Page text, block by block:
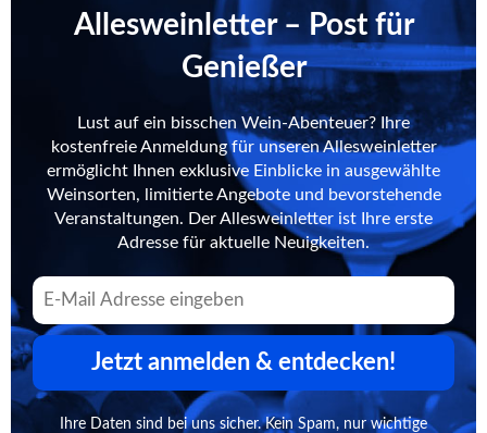
Allesweinletter – Post für
Genießer
Lust auf ein bisschen Wein-Abenteuer? Ihre
kostenfreie Anmeldung für unseren Allesweinletter
ermöglicht Ihnen exklusive Einblicke in ausgewählte
Weinsorten, limitierte Angebote und bevorstehende
Veranstaltungen. Der Allesweinletter ist Ihre erste
Adresse für aktuelle Neuigkeiten.
Jetzt anmelden & entdecken!
Ihre Daten sind bei uns sicher. Kein Spam, nur wichtige